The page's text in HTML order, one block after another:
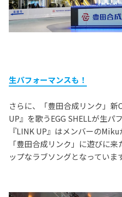
生パフォーマンスも！
さらに、「豊田合成リンク」
UP』を歌うEGG SHELLが生パ
『LINK UP』はメンバーのMiku
「豊田合成リンク」に遊びに
ップなラブソングとなっていま